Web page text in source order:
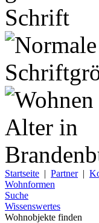
Startseite | Partner|
Wohnformen
Suche
Wissenswertes
Wohnobjekte finden